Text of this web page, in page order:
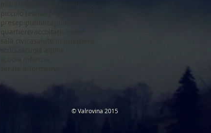
piccolo festival
presepi
quartiere
​© Valrovina 2015